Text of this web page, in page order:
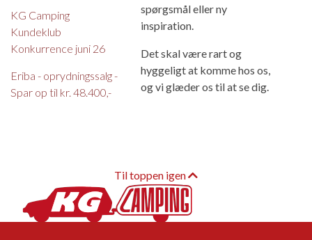
KG Camping
Kundeklub
Konkurrence juni 26
Eriba - oprydningssalg -
Spar op til kr. 48.400,-
spørgsmål eller ny
inspiration.
Det skal være rart og
hyggeligt at komme hos os,
og vi glæder os til at se dig.
Til toppen igen